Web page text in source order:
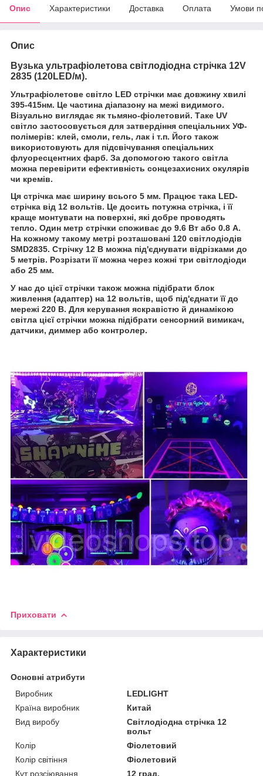
Опис Характеристики Доставка Оплата Умови
Опис
Вузька ультрафіолетова світлодіодна стрічка 12V
2835 (120LED/м).
Ультрафіолетове світло LED стрічки має довжину хвилі
395-415нм. Це частина діапазону на межі видимого.
Візуально виглядає як тьмяно-фіолетовий. Таке UV
світло застосовується для затвердіння спеціальних УФ-
полімерів: клей, смоли, гель, лак і т.п. Його також
використовують для підсвічування спеціальних
флуоресцентних фарб. За допомогою такого світла
можна перевірити ефективність сонцезахисних окулярів
чи кремів.
Ця стрічка має ширину всього 5 мм. Працює така LED-
стрічка від 12 вольтів. Це досить потужна стрічка, і її
краще монтувати на поверхні, які добре проводять
тепло. Один метр стрічки споживає до 9.6 Вт або 0.8 А.
На кожному такому метрі розташовані 120 світлодіодів
SMD2835. Стрічку 12 В можна під'єднувати відрізками до
5 метрів. Розрізати її можна через кожні три світлодіоди
або 25 мм.
У нас до цієї стрічки також можна підібрати блок
живлення (адаптер) на 12 вольтів, щоб під'єднати її до
мережі 220 В. Для керування яскравістю й динамікою
світла цієї стрічки можна підібрати сенсорний вимикач,
датчики, диммер або контролер.
Приховати
Характеристики
Основні атрибути
Виробник
LEDLIGHT
Країна виробник
Китай
Вид виробу
Світлодіодна стрічка 12
вольт
Колір
Фіолетовий
Колір світіння
Фіолетовий
Кут розсіювання
12 град.